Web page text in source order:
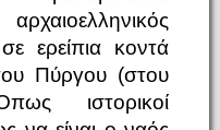
ερείπια κοντά
Πύργου (στου
ιστορικοί